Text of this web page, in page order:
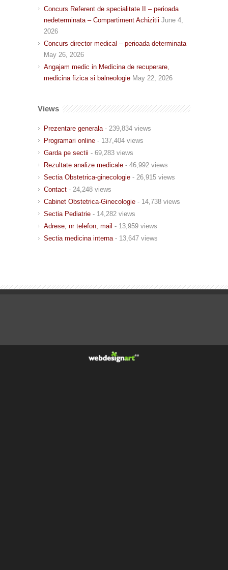
Concurs Referent de specialitate II – perioada
nedeterminata – Compartiment Achizitii June 4,
2026
Concurs director medical – perioada determinata
May 26, 2026
Angajam medic in Medicina de recuperare,
medicina fizica si balneologie May 22, 2026
Views
Prezentare generala - 239,834 views
Programari online - 137,404 views
Garda pe sectii - 69,283 views
Rezultate analize medicale - 46,992 views
Sectia Obstetrica-ginecologie - 26,915 views
Contact - 24,248 views
Cabinet Obstetrica-Ginecologie - 14,738 views
Sectia Pediatrie - 14,282 views
Adrese, nr telefon, mail - 13,959 views
Sectia medicina interna - 13,647 views